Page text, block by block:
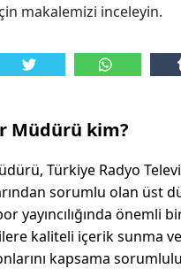
makalemizi inceleyin.
Müdürü kim?
Türkiye Radyo
sorumlu olan üst
yayıncılığında önemli
kaliteli içerik sunma
kapsama